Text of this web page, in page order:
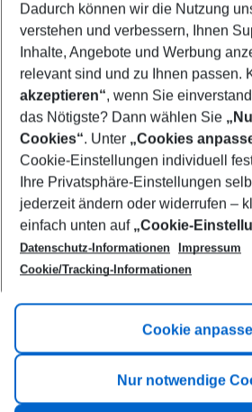
Who will travel
2 adults No children
Show more filter
Footer
Footer navigation
Title A
Link A
Dadurch können wir die Nutzung
verstehen und verbessern, Ihnen
Inhalte, Angebote und Werbung
relevant sind und zu Ihnen passen.
akzeptieren“, wenn Sie
das Nötigste? Dann wählen Sie
Cookies“. Unter „Cookies
Cookie-Einstellungen individuell
Ihre Privatsphäre-Einstellungen
jederzeit ändern oder widerrufen –
einfach unten auf „Cookie-
Datenschutz-Informationen
Impressum
Cookie/Tracking-Informationen
Cookie
Nur notwendige